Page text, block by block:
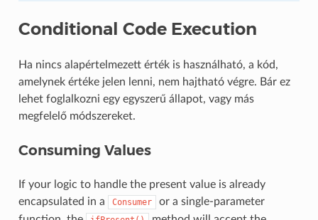
Conditional Code Execution
Ha nincs alapértelmezett érték is használható, a kód,
amelynek értéke jelen lenni, nem hajtható végre. Bár ez
lehet foglalkozni egy egyszerű állapot, vagy más
megfelelő módszereket.
Consuming Values
If your logic to handle the present value is already
encapsulated in a
Consumer
or a single-parameter